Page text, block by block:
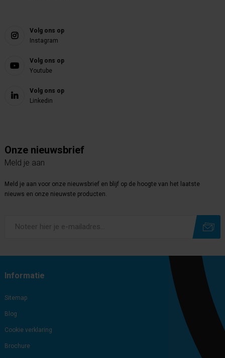
Volg ons op
Instagram
Volg ons op
Youtube
Volg ons op
Linkedin
Onze nieuwsbrief
Meld je aan
Meld je aan voor onze nieuwsbrief en blijf op de hoogte van het laatste
nieuws en onze nieuwste producten.
Informatie
Sitemap
Blog
Cookie verklaring
Brochure